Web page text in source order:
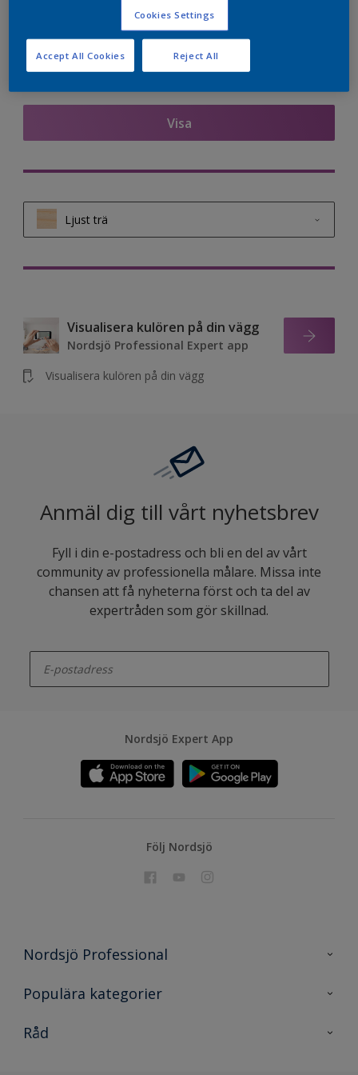
Hitta produkter i denna kulör
Visa
Ljust trä
Mörkt trä
Visualisera kulören på din vägg
Nordsjö Professional Expert app
Visualisera kulören på din vägg
Anmäl dig till vårt nyhetsbrev
Fyll i din e-postadress och bli en del av vårt
community av professionella målare. Missa inte
chansen att få nyheterna först och ta del av
expertråden som gör skillnad.
Nordsjö Expert App
Följ Nordsjö
Nordsjö Professional
Kontakta oss
Projekt
Populära kategorier
Nordsjö
Råd
Cookies Settings
Reject All
Accept All Cookies